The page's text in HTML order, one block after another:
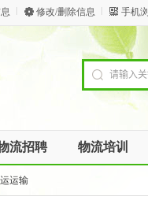
修改/删除信息 手机
流招聘 物流培训
运输